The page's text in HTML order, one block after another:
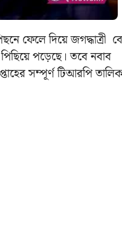
ফেলে দিয়ে জগদ্ধাত্রী
পড়েছে। তবে নবাব
সম্পূর্ণ টিআরপি